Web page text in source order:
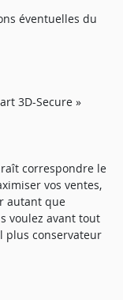
éventuelles du
3D-Secure »
correspondre le
vos ventes,
autant que
voulez avant tout
plus conservateur